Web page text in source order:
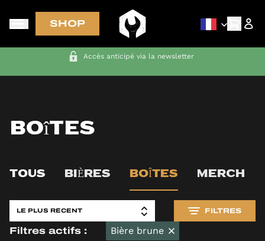
SHOP
Accès anticipé via la newsletter
Boîtes
TOUS BIÈRES BOÎTES MERCH
Filtres actifs : Bière brune
FILTRES